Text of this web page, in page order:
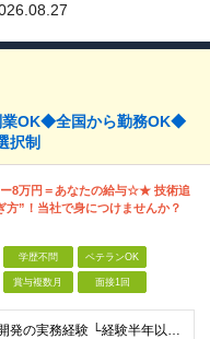
OK◆全国から勤務OK◆
択制
8万円＝あなたの給与☆★ 技術追
方”！当社で身につけませんか？
学歴不問 ベテランOK
賞与複数月 面接1回
■何らかのシステム開発の実務経験 └経験半年以上の方を想定しています！(フェーズ不問) ■学歴不問・第2新卒歓迎・ブランクOK ■20代～50代まで幅広く活躍中 経験よりも“主体性があるかどうか”を